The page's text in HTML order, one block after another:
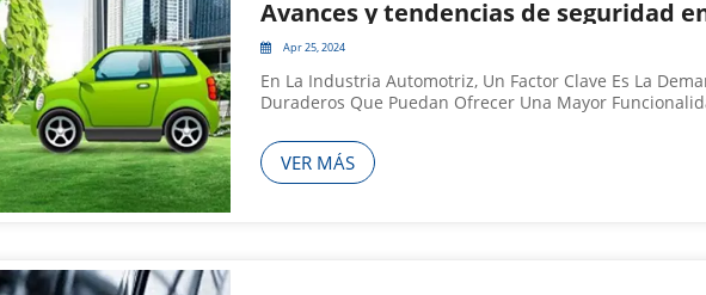
Apr 25, 2024
En La Industria Automotriz, Un Factor Clave Es La
Duraderos Que Puedan Ofrecer Una Mayor
Para Vehículos Eléctricos De Nuevas Energías. Dado Qu...
VER MÁS